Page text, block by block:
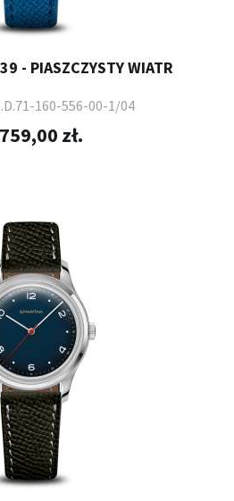
- PIASZCZYSTY WIATR
160-556-00-1/04
zł.